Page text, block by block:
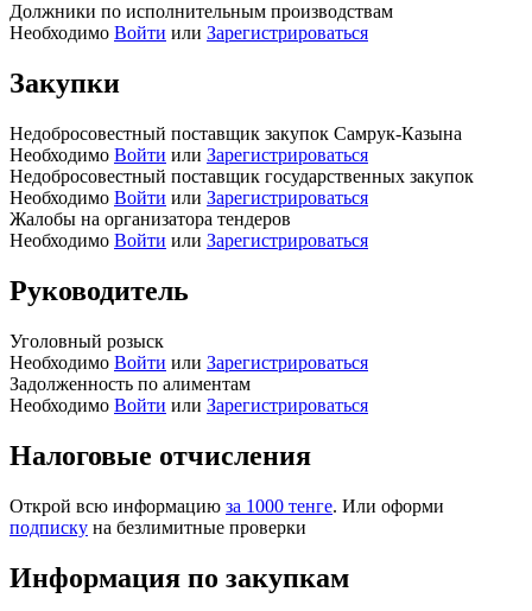
Должники по исполнительным производствам
Необходимо Войти или Зарегистрироваться
Закупки
Недобросовестный поставщик закупок Самрук-Казына
Необходимо Войти или Зарегистрироваться
Недобросовестный поставщик государственных закупок
Необходимо Войти или Зарегистрироваться
Жалобы на организатора тендеров
Необходимо Войти или Зарегистрироваться
Руководитель
Уголовный розыск
Необходимо Войти или Зарегистрироваться
Задолженность по алиментам
Необходимо Войти или Зарегистрироваться
Налоговые отчисления
Открой всю информацию за 1000 тенге. Или оформи
подписку на безлимитные проверки
Информация по закупкам